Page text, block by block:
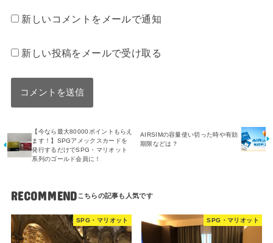
新しいコメントをメールで通知
新しい投稿をメールで受け取る
【今なら最大80000ポイントもらえ
ます！】SPGアメックスカードを
発行するだけでSPG・マリオット
系列のゴールド会員に！
AIRSIMの容量使い切った時や有効
期限などは？
RECOMMEND
SPG・マリオット SPG・マリオット